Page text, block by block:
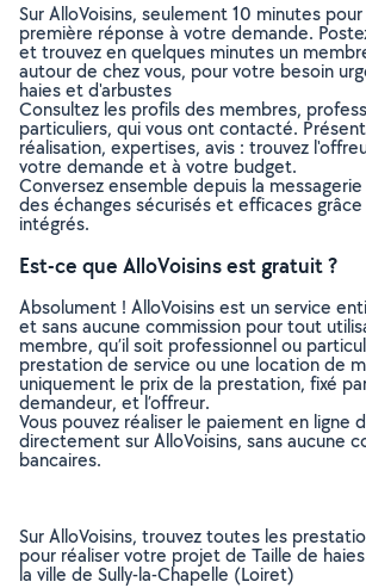
Sur AlloVoisins, seulement 10 minutes
première réponse à votre demande.
et trouvez en quelques minutes un
autour de chez vous, pour votre besoin
haies et d'arbustes
Consultez les profils des membres,
particuliers, qui vous ont contacté.
réalisation, expertises, avis : trouvez
votre demande et à votre budget.
Conversez ensemble depuis la
des échanges sécurisés et efficaces
intégrés.
Est-ce que AlloVoisins est gratuit ?
Absolument ! AlloVoisins est un service
et sans aucune commission pour tout
membre, qu’il soit professionnel ou
prestation de service ou une location de
uniquement le prix de la prestation, fixé
demandeur, et l’offreur.
Vous pouvez réaliser le paiement en ligne
directement sur AlloVoisins, sans aucune
bancaires.
Sur AlloVoisins, trouvez toutes les
pour réaliser votre projet de Taille de
la ville de Sully-la-Chapelle (Loiret)